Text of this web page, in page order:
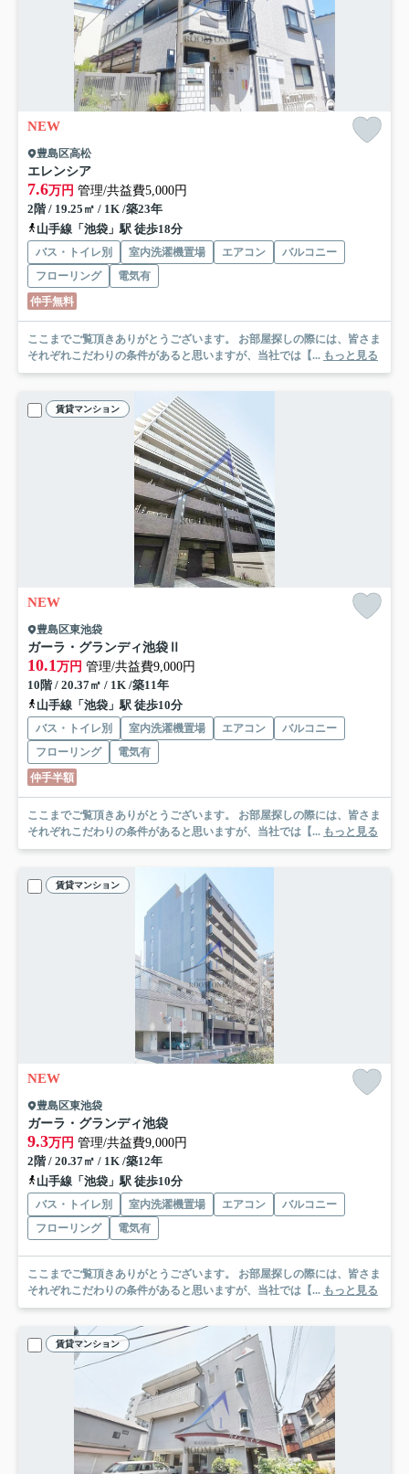
NEW
豊島区高松
エレンシア
7.6万円 管理/共益費5,000円
2階 / 19.25㎡ / 1K /築23年
山手線「池袋」駅 徒歩18分
バス・トイレ別 室内洗濯機置場 エアコン
バルコニー
フローリング
電気有
仲手無料
ここまでご覧頂きありがとうございます。 お部屋探しの際には、皆さま
それぞれこだわりの条件があると思いますが、当社では【... もっと見る
賃貸マンション
NEW
豊島区東池袋
ガーラ・グランディ池袋Ⅱ
10.1万円 管理/共益費9,000円
10階 / 20.37㎡ / 1K /築11年
山手線「池袋」駅 徒歩10分
バス・トイレ別 室内洗濯機置場 エアコン
バルコニー
フローリング
電気有
仲手半額
ここまでご覧頂きありがとうございます。 お部屋探しの際には、皆さま
それぞれこだわりの条件があると思いますが、当社では【... もっと見る
賃貸マンション
NEW
豊島区東池袋
ガーラ・グランディ池袋
9.3万円 管理/共益費9,000円
2階 / 20.37㎡ / 1K /築12年
山手線「池袋」駅 徒歩10分
バス・トイレ別 室内洗濯機置場 エアコン
バルコニー
フローリング
電気有
ここまでご覧頂きありがとうございます。 お部屋探しの際には、皆さま
それぞれこだわりの条件があると思いますが、当社では【... もっと見る
賃貸マンション